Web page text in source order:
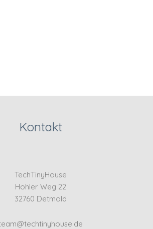
Kontakt
TechTinyHouse
Hohler Weg 22
32760 Detmold